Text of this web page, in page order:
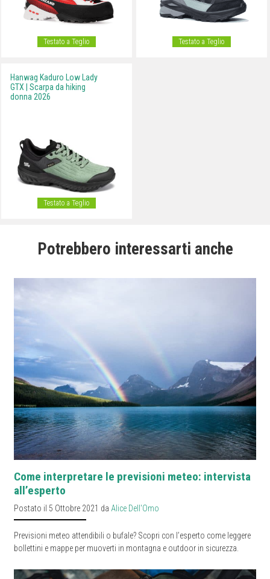
Testato a Teglio Testato a Teglio
Hanwag Kaduro Low Lady
GTX | Scarpa da hiking
donna 2026
Testato a Teglio
Potrebbero interessarti anche
Come interpretare le previsioni meteo: intervista
all’esperto
Postato il 5 Ottobre 2021 da Alice Dell'Omo
Previsioni meteo attendibili o bufale? Scopri con l’esperto come leggere
bollettini e mappe per muoverti in montagna e outdoor in sicurezza.